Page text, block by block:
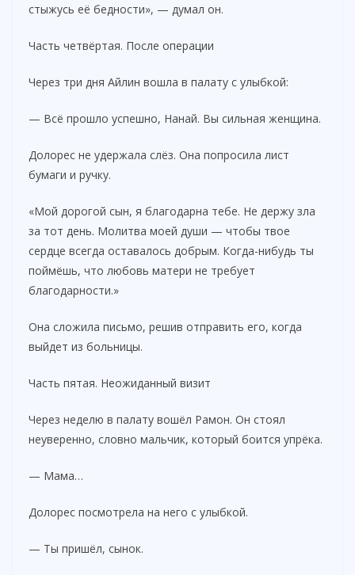
d
o
стыжусь её бедности», — думал он.
Часть четвёртая. После операции
Через три дня Айлин вошла в палату с улыбкой:
— Всё прошло успешно, Нанай. Вы сильная женщина.
Долорес не удержала слёз. Она попросила лист
бумаги и ручку.
«Мой дорогой сын, я благодарна тебе. Не держу зла
за тот день. Молитва моей души — чтобы твое
сердце всегда оставалось добрым. Когда-нибудь ты
поймёшь, что любовь матери не требует
благодарности.»
Она сложила письмо, решив отправить его, когда
выйдет из больницы.
Часть пятая. Неожиданный визит
Через неделю в палату вошёл Рамон. Он стоял
неуверенно, словно мальчик, который боится упрёка.
— Мама…
Долорес посмотрела на него с улыбкой.
— Ты пришёл, сынок.